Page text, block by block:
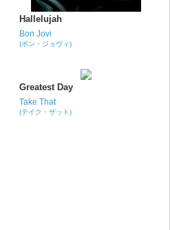
Hallelujah
Bon Jovi
(ボン・ジョヴィ)
Greatest Day
Take That
(テイク・ザット)